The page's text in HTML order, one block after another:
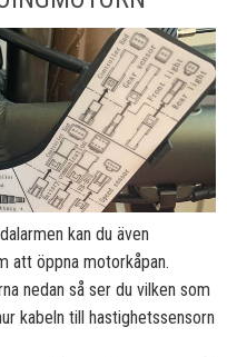
kan du även
att öppna motorkåpan.
nedan så ser du vilken som
kabeln till hastighetssensorn